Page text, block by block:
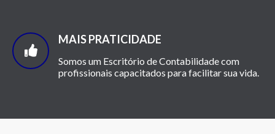
MAIS PRATICIDADE
Somos um Escritório de Contabilidade com
profissionais capacitados para facilitar sua vida.